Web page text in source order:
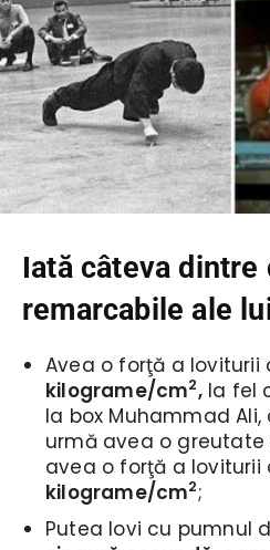
Iată câteva
remarcabile ale
Avea o forţă a loviturii
kilograme/cm2,la fel
la box Muhammad
urmă avea o greutate
avea o forţă a loviturii
kilograme/cm2;
Putea lovi cu pumnul